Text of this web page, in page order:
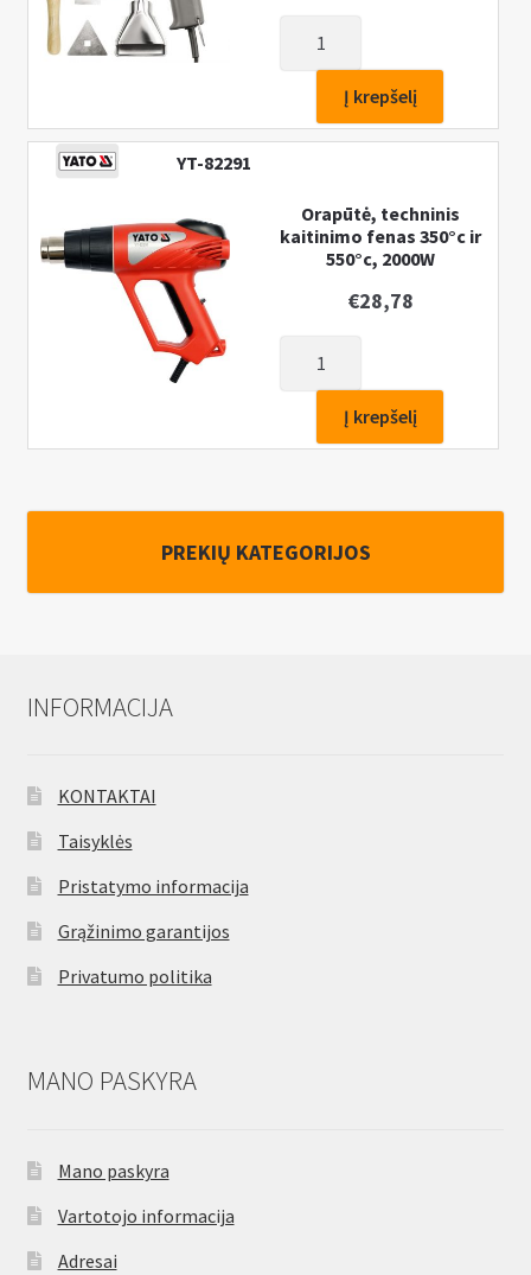
Orapūtė,
techninis
kaitinimo
375°c
ir
495°c,
Į krepšelį
YT-82291
Orapūtė, techninis
kaitinimo fenas 350°c ir
550°c, 2000W
€28,78
Orapūtė,
techninis
ir
550°c,
Į krepšelį
PREKIŲ KATEGORIJOS
INFORMACIJA
KONTAKTAI
Taisyklės
Pristatymo informacija
Grąžinimo garantijos
Privatumo politika
MANO PASKYRA
Mano paskyra
Vartotojo informacija
Adresai